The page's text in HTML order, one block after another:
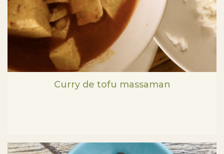
Curry de tofu massaman